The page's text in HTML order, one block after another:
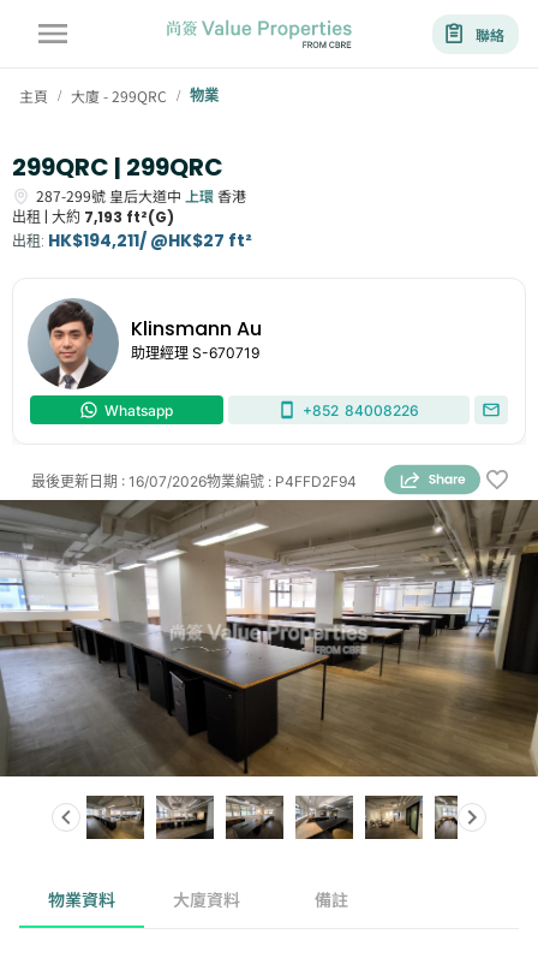
聯絡
主頁 / 大廈 - 299QRC / 物業
299QRC | 299QRC
287-299號 皇后大道中 上環香港
出租 | 大約 7,193 ft²(G)
出租: HK$194,211/ @HK$27 ft²
Klinsmann Au
助理經理 S-670719
Whatsapp +852 84008226
物業編號 : P4FFD2F94
最後更新日期 : 16/07/2026
物業資料 大廈資料 備註